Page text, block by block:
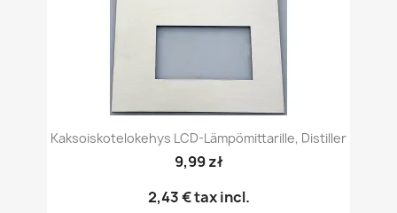
Kaksoiskotelokehys LCD-Lämpömittarille, Distiller
9,99 zł
2,43 €tax incl.